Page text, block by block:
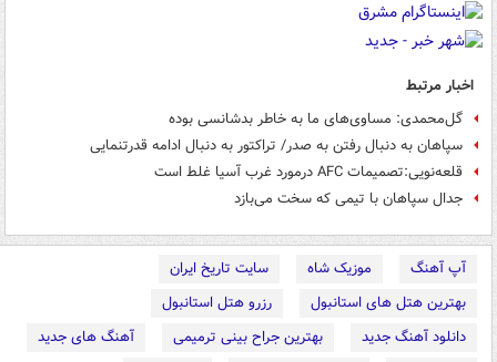
اخبار مرتبط
گل‌محمدی: مساوی‌های ما به خاطر بدشانسی بوده
سپاهان به دنبال رفتن به صدر/ تراکتور به دنبال ادامه قدرتنمایی
قلعه‌نویی:تصمیمات AFC درمورد غرب آسیا غلط است
جدال سپاهان با تیمی که سخت می‌بازد
آپ آهنگ موزیک شاه
سایت تاریخ ایران
بهترین هتل های استانبول
رزرو هتل استانبول
دانلود آهنگ جدید
بهترین جراح بینی ترمیمی
آهنگ های جدید